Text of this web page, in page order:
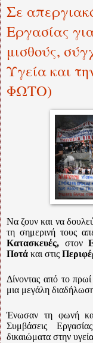
Σε
Εργασίας
μισθούς,
Υγεία και
ΦΩΤΟ)
Να ζουν και να
τη σημερινή τους
Κατασκευές, στον
Ποτά και στις
Δίνοντας από το
μια μεγάλη
Ένωσαν τη φωνή
Συμβάσεις
δικαιώματα στην